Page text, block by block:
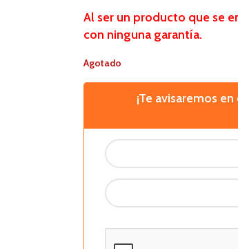
Al ser un producto que se
con ninguna garantía.
Agotado
¡Te avisaremos